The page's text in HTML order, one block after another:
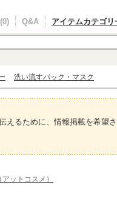
Q&A アイテムカテゴリ
洗い流すパック・マスク
えるために、情報掲載を希望
ットコスメ）